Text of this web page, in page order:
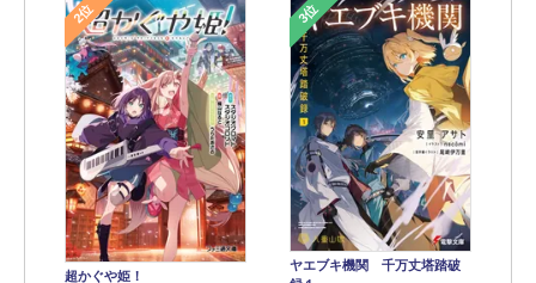
2位
超かぐや姫！
3位
ヤエブキ機関 千万丈塔踏破